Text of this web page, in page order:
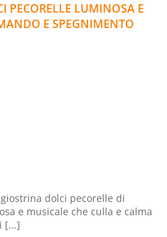
PECORELLE LUMINOSA E
E SPEGNIMENTO
dolci pecorelle di
e musicale che culla e calma
[...]